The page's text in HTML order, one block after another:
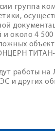
группа
около 4
работы
и других